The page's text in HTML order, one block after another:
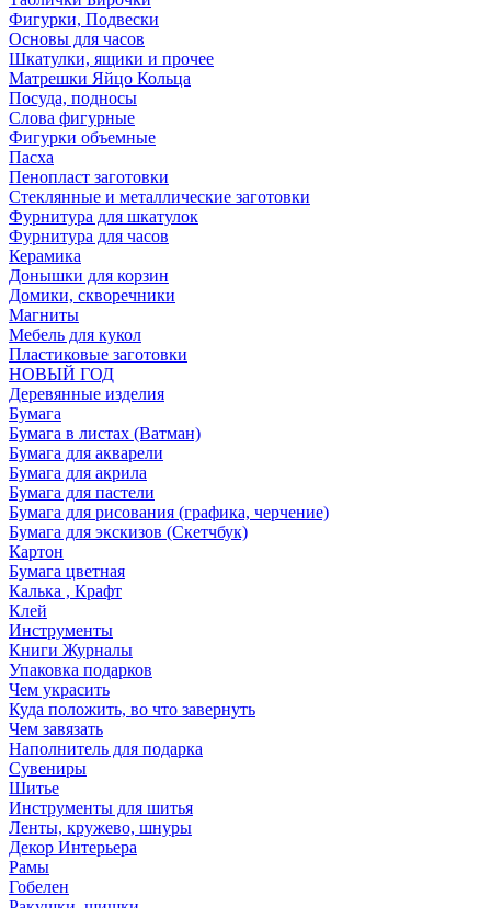
Фигурки, Подвески
Основы для часов
Шкатулки, ящики и прочее
Матрешки Яйцо Кольца
Посуда, подносы
Слова фигурные
Фигурки объемные
Пасха
Пенопласт заготовки
Стеклянные и металлические заготовки
Фурнитура для шкатулок
Фурнитура для часов
Керамика
Донышки для корзин
Домики, скворечники
Магниты
Мебель для кукол
Пластиковые заготовки
НОВЫЙ ГОД
Деревянные изделия
Бумага
Бумага в листах (Ватман)
Бумага для акварели
Бумага для акрила
Бумага для пастели
Бумага для рисования (графика, черчение)
Бумага для экскизов (Скетчбук)
Картон
Бумага цветная
Калька , Крафт
Клей
Инструменты
Книги Журналы
Упаковка подарков
Чем украсить
Куда положить, во что завернуть
Чем завязать
Наполнитель для подарка
Сувениры
Шитье
Инструменты для шитья
Ленты, кружево, шнуры
Декор Интерьера
Рамы
Гобелен